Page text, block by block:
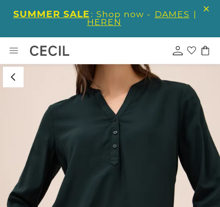
SUMMER SALE : Shop now - DAMES |
HEREN